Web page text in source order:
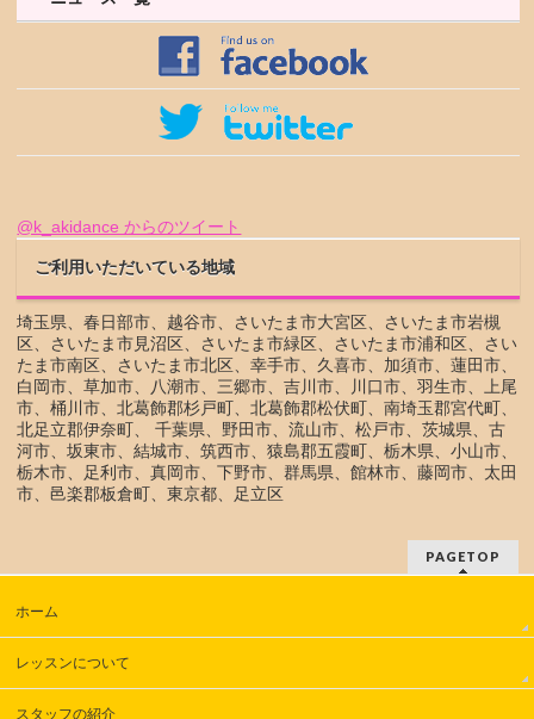
@k_akidance からのツイート
ご利用いただいている地域
埼玉県、春日部市、越谷市、さいたま市大宮区、さいたま市岩槻
区、さいたま市見沼区、さいたま市緑区、さいたま市浦和区、さい
たま市南区、さいたま市北区、幸手市、久喜市、加須市、蓮田市、
白岡市、草加市、八潮市、三郷市、吉川市、川口市、羽生市、上尾
市、桶川市、北葛飾郡杉戸町、北葛飾郡松伏町、南埼玉郡宮代町、
北足立郡伊奈町、 千葉県、野田市、流山市、松戸市、茨城県、古
河市、坂東市、結城市、筑西市、猿島郡五霞町、栃木県、小山市、
栃木市、足利市、真岡市、下野市、群馬県、館林市、藤岡市、太田
市、邑楽郡板倉町、東京都、足立区
PAGETOP
ホーム
レッスンについて
スタッフの紹介